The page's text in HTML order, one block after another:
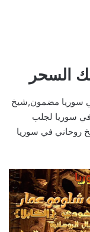
السحر
سوريا مضمون,شيخ
سوريا لجلب
روحاني في سوريا